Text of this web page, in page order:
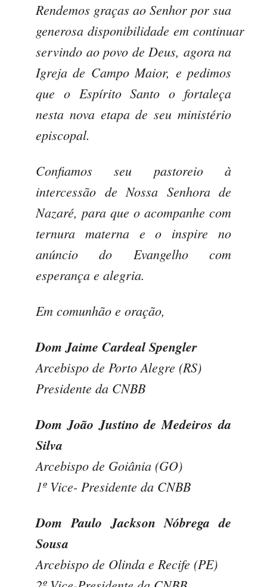
Rendemos graças ao Senhor por sua
generosa disponibilidade em continuar
servindo ao povo de Deus, agora na
Igreja de Campo Maior, e pedimos
que o Espírito Santo o fortaleça
nesta nova etapa de seu ministério
episcopal.
Confiamos seu pastoreio à
intercessão de Nossa Senhora de
Nazaré, para que o acompanhe com
ternura materna e o inspire no
anúncio do Evangelho com
esperança e alegria.
Em comunhão e oração,
Dom Jaime Cardeal Spengler
Arcebispo de Porto Alegre (RS)
Presidente da CNBB
Dom João Justino de Medeiros da
Silva
Arcebispo de Goiânia (GO)
1º Vice- Presidente da CNBB
Dom Paulo Jackson Nóbrega de
Sousa
Arcebispo de Olinda e Recife (PE)